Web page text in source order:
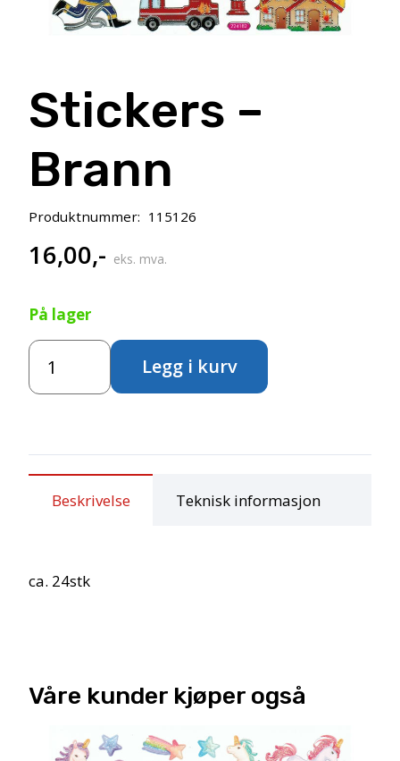
Stickers –
Brann
Produktnummer: 115126
16,00,- eks. mva.
På lager
Stickers
Brann
Legg i kurv
Beskrivelse Teknisk informasjon
ca. 24stk
Våre kunder kjøper også